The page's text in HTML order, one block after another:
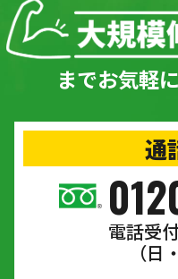
までお気軽
通
電話受
（日